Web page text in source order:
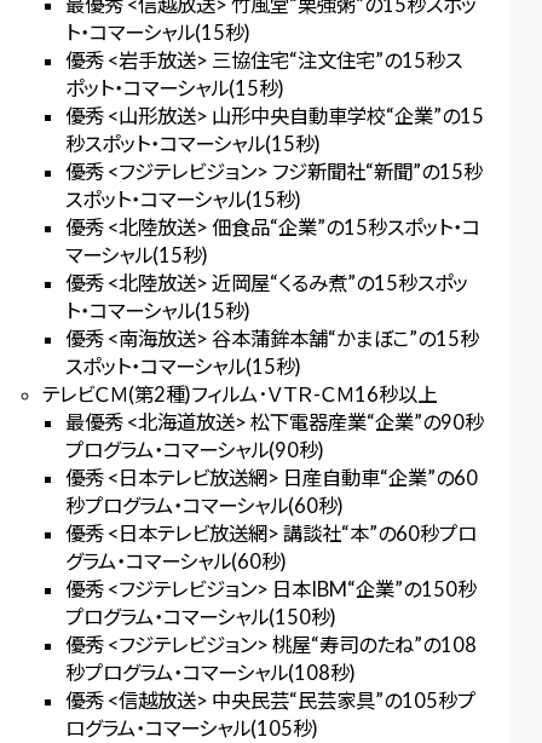
ト・コマーシャル(15秒)
優秀 <岩手放送> 三協住宅“注文住宅”の15秒ス
ポット・コマーシャル(15秒)
優秀 <山形放送> 山形中央自動車学校“企業”の15
秒スポット・コマーシャル(15秒)
優秀 <フジテレビジョン> フジ新聞社“新聞”の15秒
スポット・コマーシャル(15秒)
優秀 <北陸放送> 佃食品“企業”の15秒スポット・コ
マーシャル(15秒)
優秀 <北陸放送> 近岡屋“くるみ煮”の15秒スポッ
ト・コマーシャル(15秒)
優秀 <南海放送> 谷本蒲鉾本舗“かまぼこ”の15秒
スポット・コマーシャル(15秒)
テレビＣＭ(第2種)フィルム･ＶＴＲ-ＣＭ16秒以上
最優秀 <北海道放送> 松下電器産業“企業”の90秒
プログラム・コマーシャル(90秒)
優秀 <日本テレビ放送網> 日産自動車“企業”の60
秒プログラム・コマーシャル(60秒)
優秀 <日本テレビ放送網> 講談社“本”の60秒プロ
グラム・コマーシャル(60秒)
優秀 <フジテレビジョン> 日本IBM“企業”の150秒
プログラム・コマーシャル(150秒)
優秀 <フジテレビジョン> 桃屋“寿司のたね”の108
秒プログラム・コマーシャル(108秒)
優秀 <信越放送> 中央民芸“民芸家具”の105秒プ
ログラム・コマーシャル(105秒)